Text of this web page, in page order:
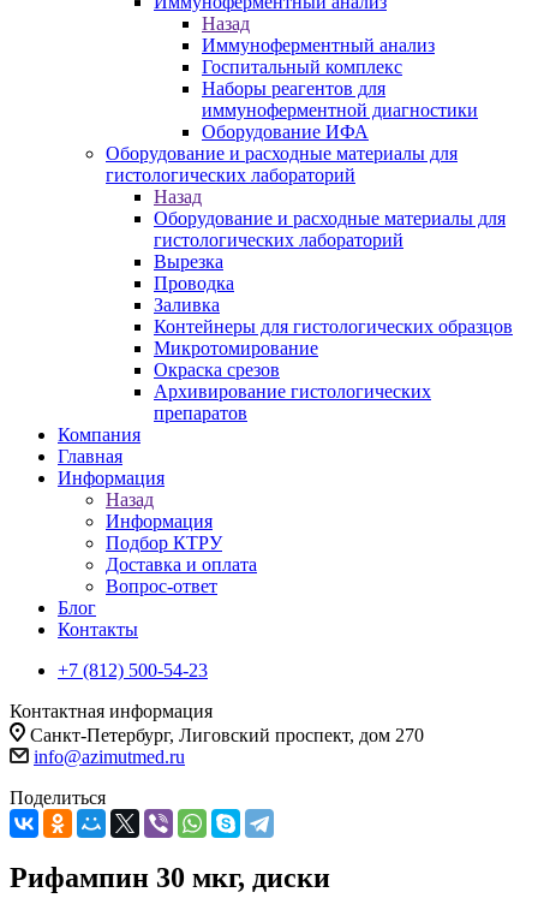
Назад
Иммуноферментный анализ
Госпитальный комплекс
Наборы реагентов для
иммуноферментной диагностики
Оборудование ИФА
Оборудование и расходные материалы для
гистологических лабораторий
Назад
Оборудование и расходные материалы для
гистологических лабораторий
Вырезка
Проводка
Заливка
Контейнеры для гистологических образцов
Микротомирование
Окраска срезов
Архивирование гистологических
препаратов
Компания
Главная
Информация
Назад
Информация
Подбор КТРУ
Доставка и оплата
Вопрос-ответ
Блог
Контакты
+7 (812) 500-54-23
Контактная информация
Санкт-Петербург, Лиговский проспект, дом 270
info@azimutmed.ru
Поделиться
Рифампин 30 мкг, диски